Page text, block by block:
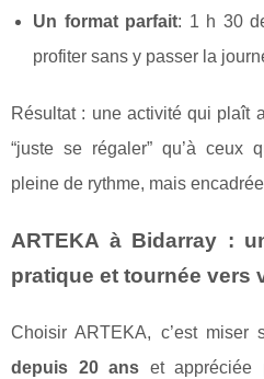
Un format parfait: 1 h 30
profiter sans y passer la
Résultat : une activité qui plaît
“juste se régaler” qu’à ceux
pleine de rythme, mais
ARTEKA à Bidarray :
pratique et tournée vers
Choisir ARTEKA, c’est miser
depuis 20 ans et appréciée